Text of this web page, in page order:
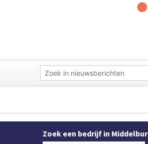
Zoek een bedrijf in